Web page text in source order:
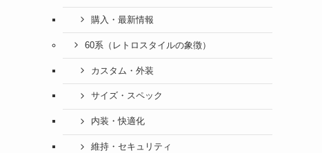
購入・最新情報
60系（レトロスタイルの象徴）
カスタム・外装
サイズ・スペック
内装・快適化
維持・セキュリティ